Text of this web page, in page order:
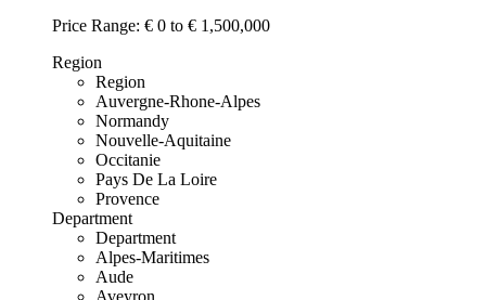
Price Range: € 0 to € 1,500,000
Region
Region
Auvergne-Rhone-Alpes
Normandy
Nouvelle-Aquitaine
Occitanie
Pays De La Loire
Provence
Department
Department
Alpes-Maritimes
Aude
Aveyron